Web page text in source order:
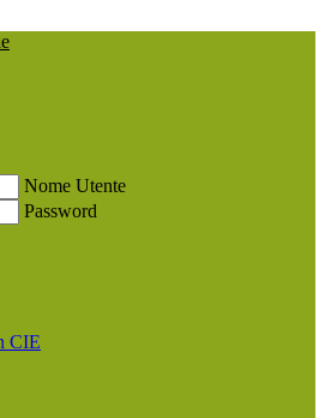
Nome Utente
Password
CIE